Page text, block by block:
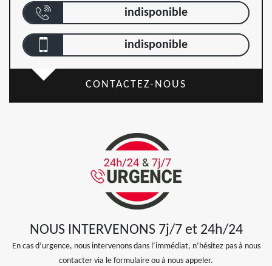
indisponible
indisponible
CONTACTEZ-NOUS
NOUS INTERVENONS 7j/7 et 24h/24
En cas d’urgence, nous intervenons dans l’immédiat, n’hésitez pas à nous
contacter via le formulaire ou à nous appeler.